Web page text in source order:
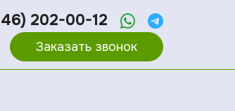
202-00-12
Заказать звонок